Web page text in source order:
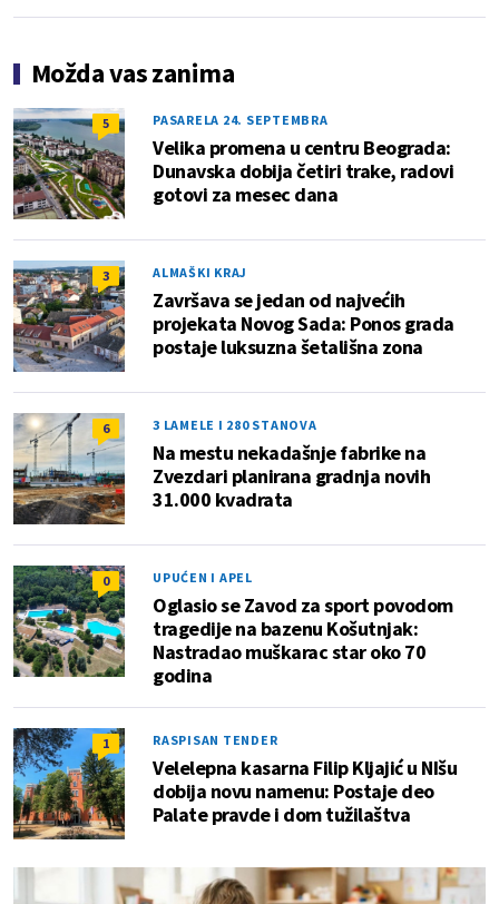
Možda vas zanima
5 PASARELA 24. SEPTEMBRA
Velika promena u centru Beograda:
Dunavska dobija četiri trake, radovi
gotovi za mesec dana
3 ALMAŠKI KRAJ
Završava se jedan od najvećih
projekata Novog Sada: Ponos grada
postaje luksuzna šetališna zona
6 3 LAMELE I 280 STANOVA
Na mestu nekadašnje fabrike na
Zvezdari planirana gradnja novih
31.000 kvadrata
0 UPUĆEN I APEL
Oglasio se Zavod za sport povodom
tragedije na bazenu Košutnjak:
Nastradao muškarac star oko 70
godina
1 RASPISAN TENDER
Velelepna kasarna Filip Kljajić u NIšu
dobija novu namenu: Postaje deo
Palate pravde i dom tužilaštva